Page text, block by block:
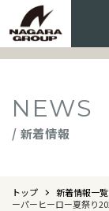
NEWS
/ 新着情報
トップ 新着情報一覧
ーパーヒーロー夏祭り